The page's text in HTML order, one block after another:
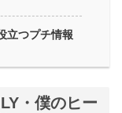
立つプチ情報
・僕のヒー